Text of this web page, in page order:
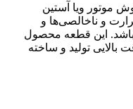
موتور ویا آستین
و ناخالصی‌ها و
این قطعه محصول
بالایی تولید و ساخته